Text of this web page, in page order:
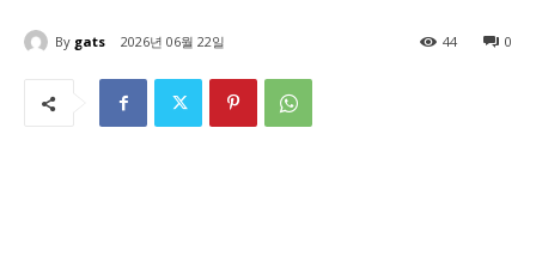
By gats 2026년 06월 22일 0
44